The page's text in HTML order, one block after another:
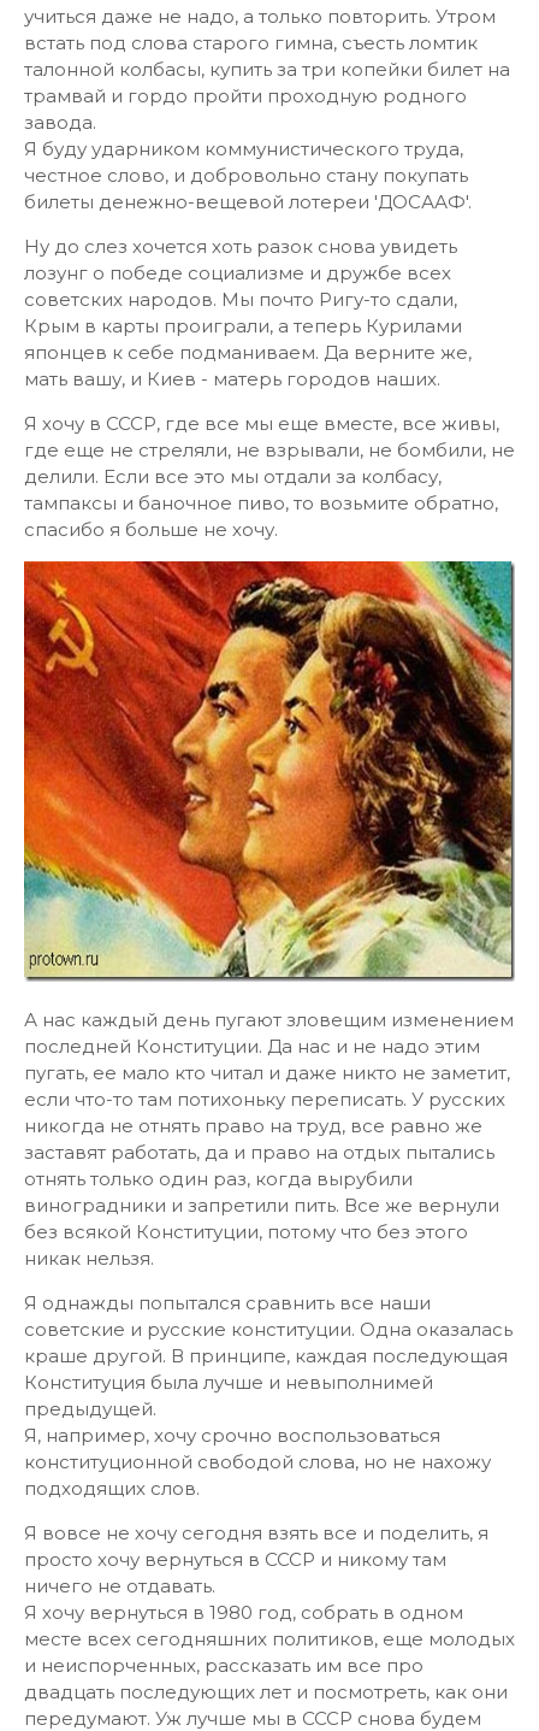
учиться даже не надо, а только повторить. Утром
встать под слова старого гимна, съесть ломтик
талонной колбасы, купить за три копейки билет на
трамвай и гордо пройти проходную родного
завода.
Я буду ударником коммунистического труда,
честное слово, и добровольно стану покупать
билеты денежно-вещевой лотереи 'ДОСААФ'.
Ну до слез хочется хоть разок снова увидеть
лозунг о победе социализме и дружбе всех
советских народов. Мы почто Ригу-то сдали,
Крым в карты проиграли, а теперь Курилами
японцев к себе подманиваем. Да верните же,
мать вашу, и Киев - матерь городов наших.
Я хочу в СССР, где все мы еще вместе, все живы,
где еще не стреляли, не взрывали, не бомбили, не
делили. Если все это мы отдали за колбасу,
тампаксы и баночное пиво, то возьмите обратно,
спасибо я больше не хочу.
А нас каждый день пугают зловещим изменением
последней Конституции. Да нас и не надо этим
пугать, ее мало кто читал и даже никто не заметит,
если что-то там потихоньку переписать. У русских
никогда не отнять право на труд, все равно же
заставят работать, да и право на отдых пытались
отнять только один раз, когда вырубили
виноградники и запретили пить. Все же вернули
без всякой Конституции, потому что без этого
никак нельзя.
Я однажды попытался сравнить все наши
советские и русские конституции. Одна оказалась
краше другой. В принципе, каждая последующая
Конституция была лучше и невыполнимей
предыдущей.
Я, например, хочу срочно воспользоваться
конституционной свободой слова, но не нахожу
подходящих слов.
Я вовсе не хочу сегодня взять все и поделить, я
просто хочу вернуться в СССР и никому там
ничего не отдавать.
Я хочу вернуться в 1980 год, собрать в одном
месте всех сегодняшних политиков, еще молодых
и неиспорченных, рассказать им все про
двадцать последующих лет и посмотреть, как они
передумают. Уж лучше мы в СССР снова будем